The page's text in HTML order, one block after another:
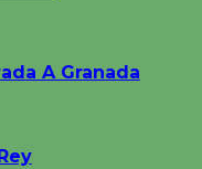
A Granada